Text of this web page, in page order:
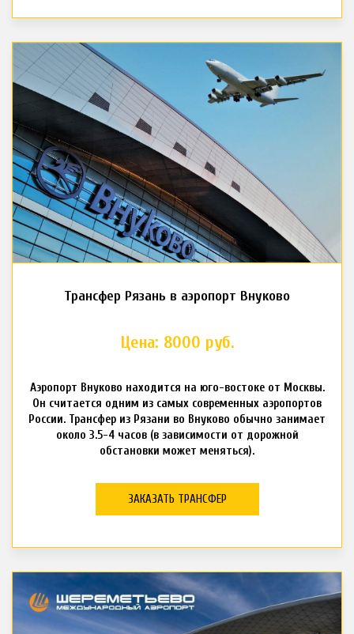
Трансфер Рязань в аэропорт Внуково
Цена: 8000 руб.
Аэропорт Внуково находится на юго-востоке от Москвы.
Он считается одним из самых современных аэропортов
России. Трансфер из Рязани во Внуково обычно занимает
около 3.5-4 часов (в зависимости от дорожной
обстановки может меняться).
ЗАКАЗАТЬ ТРАНСФЕР